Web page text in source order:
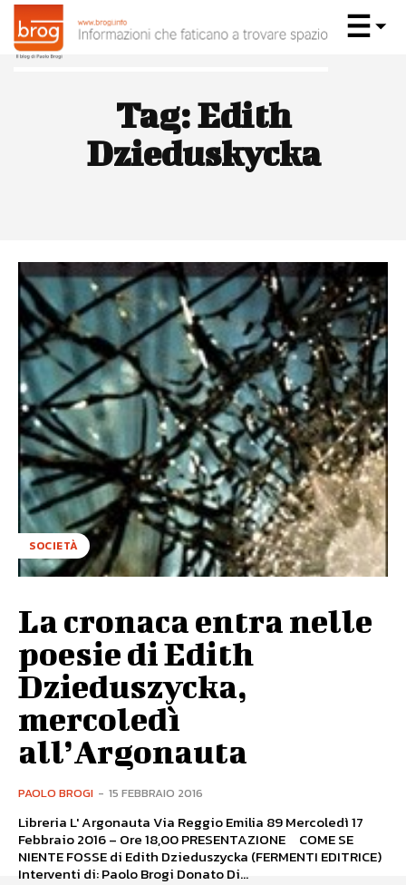
Tag:Edith
Dzieduskycka
SOCIETÀ
La cronaca entra nelle
poesie di Edith
Dzieduszycka,
mercoledì
all’Argonauta
PAOLO BROGI - 15 FEBBRAIO 2016
Libreria L' Argonauta Via Reggio Emilia 89 Mercoledì 17
Febbraio 2016 – Ore 18,00 PRESENTAZIONE COME SE
NIENTE FOSSE di Edith Dzieduszycka (FERMENTI EDITRICE)
Interventi di: Paolo Brogi Donato Di...